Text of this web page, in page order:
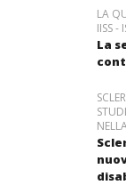
LA
IISS -
La